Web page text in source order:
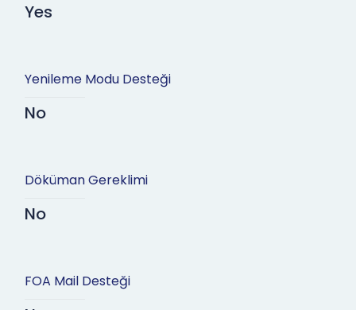
Yes
Yenileme Modu Desteği
No
Döküman Gereklimi
No
FOA Mail Desteği